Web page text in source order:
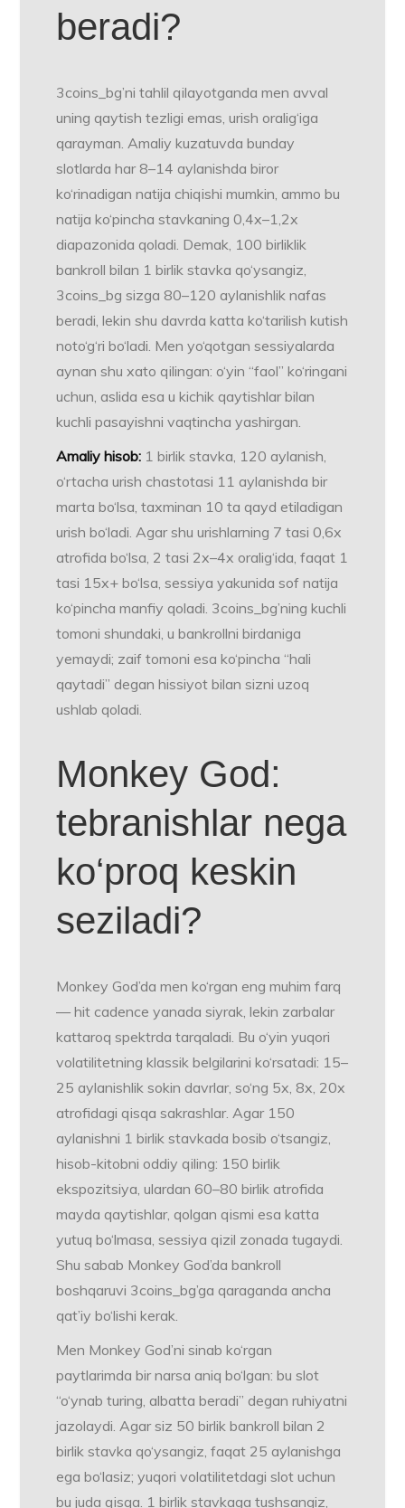
beradi?
3coins_bg’ni tahlil qilayotganda men avval
uning qaytish tezligi emas, urish oralig‘iga
qarayman. Amaliy kuzatuvda bunday
slotlarda har 8–14 aylanishda biror
ko‘rinadigan natija chiqishi mumkin, ammo bu
natija ko‘pincha stavkaning 0,4x–1,2x
diapazonida qoladi. Demak, 100 birliklik
bankroll bilan 1 birlik stavka qo‘ysangiz,
3coins_bg sizga 80–120 aylanishlik nafas
beradi, lekin shu davrda katta ko‘tarilish kutish
noto‘g‘ri bo‘ladi. Men yo‘qotgan sessiyalarda
aynan shu xato qilingan: o‘yin “faol” ko‘ringani
uchun, aslida esa u kichik qaytishlar bilan
kuchli pasayishni vaqtincha yashirgan.
Amaliy hisob: 1 birlik stavka, 120 aylanish,
o‘rtacha urish chastotasi 11 aylanishda bir
marta bo‘lsa, taxminan 10 ta qayd etiladigan
urish bo‘ladi. Agar shu urishlarning 7 tasi 0,6x
atrofida bo‘lsa, 2 tasi 2x–4x oralig‘ida, faqat 1
tasi 15x+ bo‘lsa, sessiya yakunida sof natija
ko‘pincha manfiy qoladi. 3coins_bg’ning kuchli
tomoni shundaki, u bankrollni birdaniga
yemaydi; zaif tomoni esa ko‘pincha “hali
qaytadi” degan hissiyot bilan sizni uzoq
ushlab qoladi.
Monkey God:
tebranishlar nega
ko‘proq keskin
seziladi?
Monkey God’da men ko‘rgan eng muhim farq
— hit cadence yanada siyrak, lekin zarbalar
kattaroq spektrda tarqaladi. Bu o‘yin yuqori
volatilitetning klassik belgilarini ko‘rsatadi: 15–
25 aylanishlik sokin davrlar, so‘ng 5x, 8x, 20x
atrofidagi qisqa sakrashlar. Agar 150
aylanishni 1 birlik stavkada bosib o‘tsangiz,
hisob-kitobni oddiy qiling: 150 birlik
ekspozitsiya, ulardan 60–80 birlik atrofida
mayda qaytishlar, qolgan qismi esa katta
yutuq bo‘lmasa, sessiya qizil zonada tugaydi.
Shu sabab Monkey God’da bankroll
boshqaruvi 3coins_bg’ga qaraganda ancha
qat’iy bo‘lishi kerak.
Men Monkey God’ni sinab ko‘rgan
paytlarimda bir narsa aniq bo‘lgan: bu slot
“o‘ynab turing, albatta beradi” degan ruhiyatni
jazolaydi. Agar siz 50 birlik bankroll bilan 2
birlik stavka qo‘ysangiz, faqat 25 aylanishga
ega bo‘lasiz; yuqori volatilitetdagi slot uchun
bu juda qisqa. 1 birlik stavkaga tushsangiz,